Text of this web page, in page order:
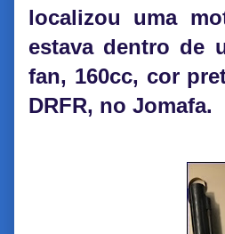
localizou uma
estava dentro de
fan, 160cc, cor
DRFR, no Jomafa.